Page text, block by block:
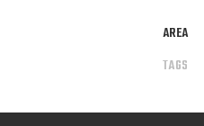
AREA
TAGS